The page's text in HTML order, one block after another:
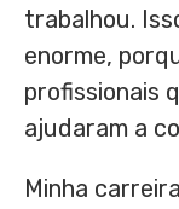
trabalhou.
enorme,
profissionais
ajudaram a
Minha